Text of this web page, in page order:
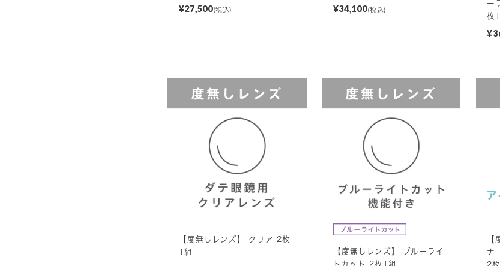
¥27,500(税込) ¥34,100(税込)
ー
枚
【度無しレンズ】 クリア 2枚
1組
【度無しレンズ】 ブルーライ
トカット 2枚1組
ナ